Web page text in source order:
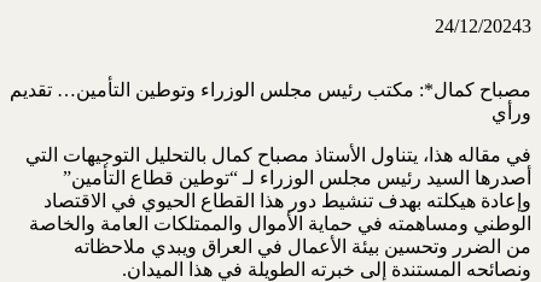
24/12/20243
مصباح كمال*: مكتب رئيس مجلس الوزراء وتوطين التأمين… تقديم
ورأي
في مقاله هذا، يتناول الأستاذ مصباح كمال بالتحليل التوجيهات التي
أصدرها السيد رئيس مجلس الوزراء لـ “توطين قطاع التأمين”
وإعادة هيكلته بهدف تنشيط دور هذا القطاع الحيوي في الاقتصاد
الوطني ومساهمته في حماية الأموال والممتلكات العامة والخاصة
من الضرر وتحسين بيئة الأعمال في العراق ويبدي ملاحظاته
ونصائحه المستندة إلى خبرته الطويلة في هذا الميدان.